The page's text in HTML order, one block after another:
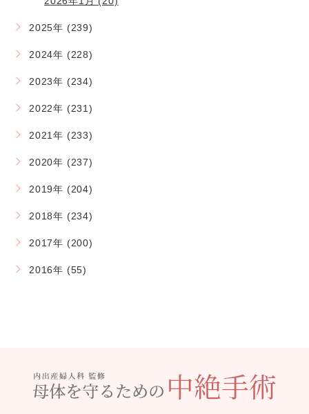
2025年 (239)
2024年 (228)
2023年 (234)
2022年 (231)
2021年 (233)
2020年 (237)
2019年 (204)
2018年 (234)
2017年 (200)
2016年 (55)